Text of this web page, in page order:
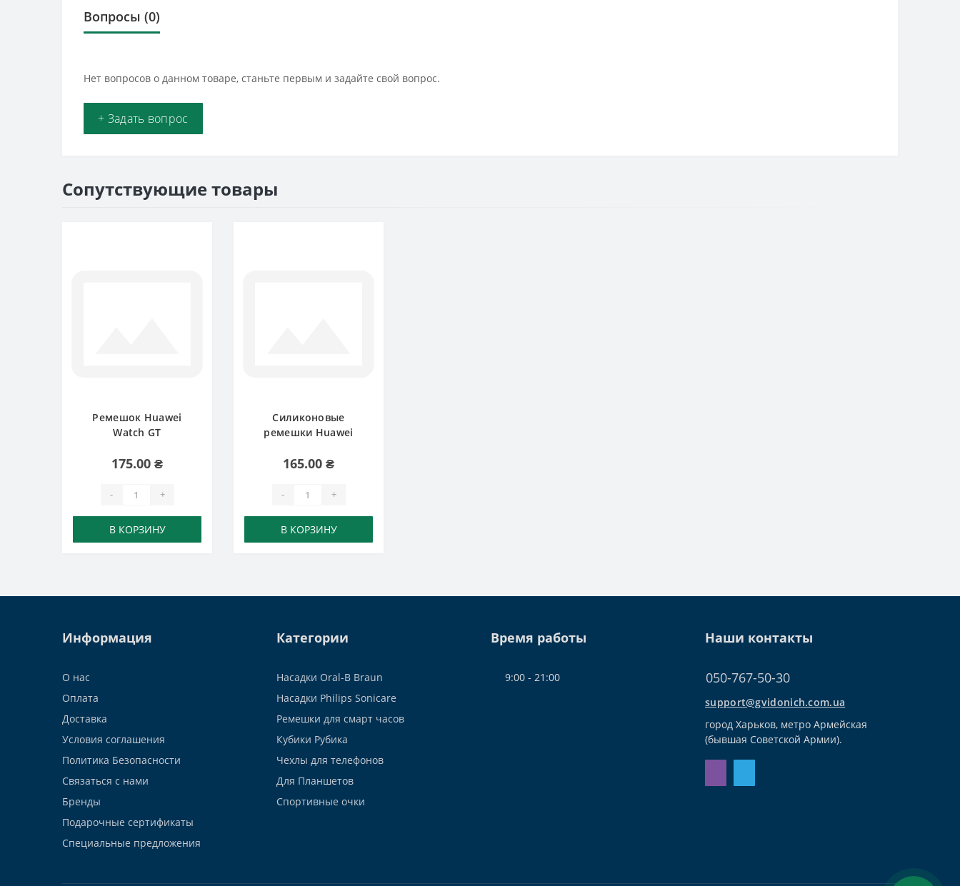
Вопросы (0)
Нет вопросов о данном товаре, станьте первым и задайте свой вопрос.
+ Задать вопрос
Сопутствующие товары
Ремешок Huawei
Watch GT
175.00 ₴
- +
В КОРЗИНУ
Силиконовые
ремешки Huawei
165.00 ₴
- +
В КОРЗИНУ
Информация
О нас
Оплата
Доставка
Условия соглашения
Политика Безопасности
Связаться с нами
Бренды
Подарочные сертификаты
Специальные предложения
Категории
Насадки Oral-B Braun
Насадки Philips Sonicare
Ремешки для смарт часов
Кубики Рубика
Чехлы для телефонов
Для Планшетов
Спортивные очки
Время работы
9:00 - 21:00
Наши контакты
050-767-50-30
support@gvidonich.com.ua
город Харьков, метро Армейская
(бывшая Советской Армии).